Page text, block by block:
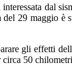
dal
29 maggio
gli effetti
circa 50 chilometri